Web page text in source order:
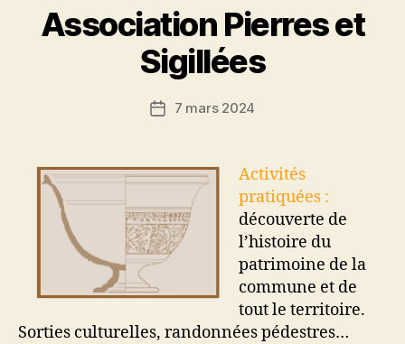
Association Pierres et
Sigillées
Date7 mars 2024
Activités
pratiquées :
découverte de
l’histoire du
patrimoine de la
commune et de
tout le territoire.
Sorties culturelles, randonnées pédestres…